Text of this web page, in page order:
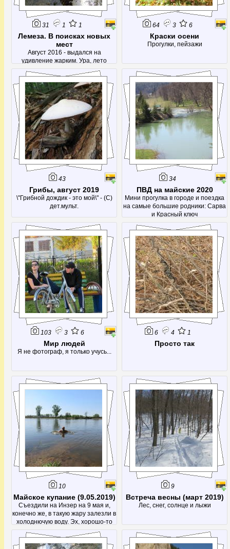
31 1 1
Лемеза. В поисках новых
мест
Август 2016 - выдался на
удивление жарким. Ура, лето
продолжается!
64 3 6
Краски осени
Прогулки, пейзажи
43
Грибы, август 2019
\"Грибной дождик - это мой\" - (С)
дет.мульт.
34
ПВД на майские 2020
Мини прогулка в городе и поездка
на самые большие родники: Сарва
и Красный ключ
103 3 6
Мир людей
Я не фотограф, я только учусь...
6 4 1
Просто так
10
Майское купание (9.05.2019)
Съездили на Инзер на 9 мая и,
конечно же, в такую жару залезли в
холоднючую воду. Эх, хорошо-то
как!
9
Встреча весны (март 2019)
Лес, снег, солнце и лыжи